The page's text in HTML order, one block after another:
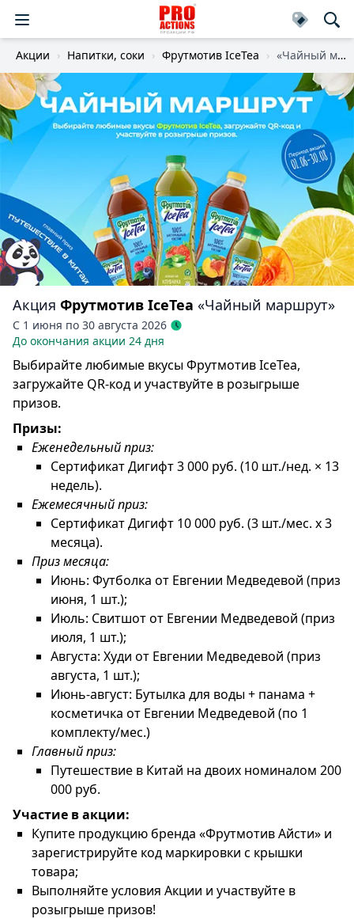
Акции Напитки, соки Фрутмотив IceTea «Чайный маршрут»
Акция Фрутмотив IceTea «Чайный маршрут»
С 1 июня по 30 августа 2026
До окончания акции 24 дня
Выбирайте любимые вкусы Фрутмотив IceTea,
загружайте QR-код и участвуйте в розыгрыше
призов.
Призы:
Еженедельный приз:
Сертификат Дигифт 3 000 руб. (10 шт./нед. × 13
недель).
Ежемесячный приз:
Сертификат Дигифт 10 000 руб. (3 шт./мес. х 3
месяца).
Приз месяца:
Июнь: Футболка от Евгении Медведевой (приз
июня, 1 шт.);
Июль: Свитшот от Евгении Медведевой (приз
июля, 1 шт.);
Августа: Худи от Евгении Медведевой (приз
августа, 1 шт.);
Июнь-август: Бутылка для воды + панама +
косметичка от Евгении Медведевой (по 1
комплекту/мес.)
Главный приз:
Путешествие в Китай на двоих номиналом 200
000 руб.
Участие в акции:
Купите продукцию бренда «Фрутмотив Айсти» и
зарегистрируйте код маркировки с крышки
товара;
Выполняйте условия Акции и участвуйте в
розыгрыше призов!